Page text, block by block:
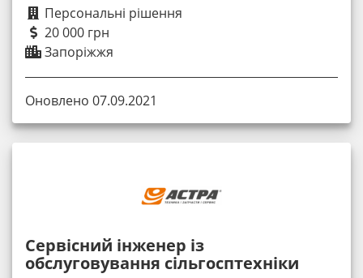
Персональні рішення
20 000 грн
Запоріжжя
Оновлено 07.09.2021
Сервісний інженер із
обслуговування сільгосптехніки